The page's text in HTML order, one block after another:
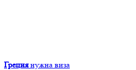
Греция нужна виза